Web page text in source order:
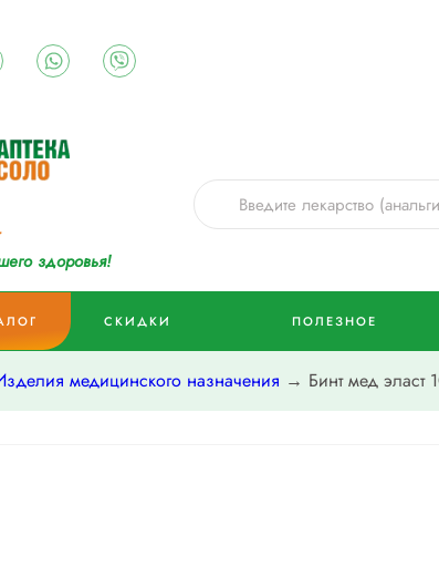
здоровья!
СКИДКИ ПОЛЕЗНОЕ
медицинского назначения → Бинт мед эласт